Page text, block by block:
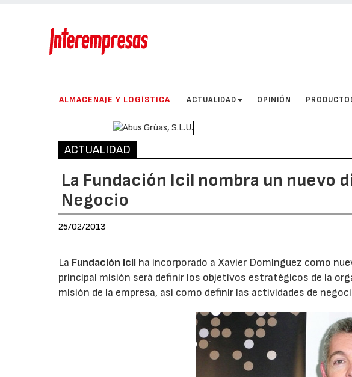
ALMACENAJE Y LOGÍSTICA ACTUALIDAD OPINIÓN
ACTUALIDAD
La Fundación Icil nombra un nuevo
Negocio
25/02/2013
La Fundación Icil ha incorporado a Xavier Domínguez como
principal misión será definir los objetivos estratégicos de la
misión de la empresa, así como definir las actividades de